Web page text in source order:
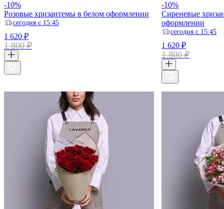
-10%
Розовые хризантемы в белом оформлении
ceгодня с 15:45
1 620 ₽
1 800 ₽
-10%
Сиреневые
оформлении
ceгодня с 15:45
1 620 ₽
1 800 ₽